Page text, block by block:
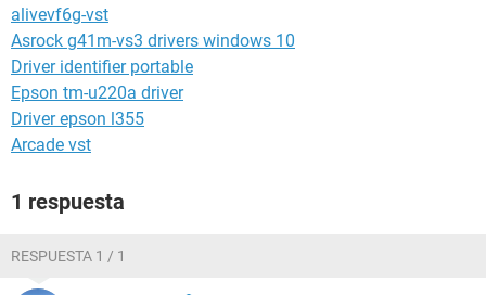
alivevf6g-vst
Asrock g41m-vs3 drivers windows 10
Driver identifier portable
Epson tm-u220a driver
Driver epson l355
Arcade vst
1 respuesta
RESPUESTA 1 / 1